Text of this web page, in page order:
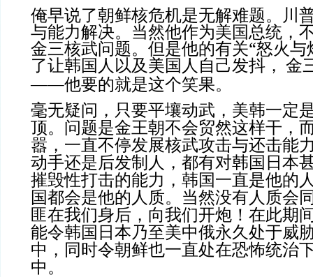
俺早说了朝鲜核危机是无解难题。川
与能力解决。当然他作为美国总统，
金三核武问题。但是他的有关“怒火
了让韩国人以及美国人自己发抖， 金
——他要的就是这个笑果。
毫无疑问，只要平壤动武，美韩一定
顶。问题是金王朝不会贸然这样干，
嚣，一直不停发展核武攻击与还击能
动手还是后发制人，都有对韩国日本
摧毁性打击的能力，韩国一直是他的
国都会是他的人质。当然没有人质会
匪在我们身后，向我们开炮！在此期
能令韩国日本乃至美中俄永久处于威
中，同时令朝鲜也一直处在恐怖统治
中。